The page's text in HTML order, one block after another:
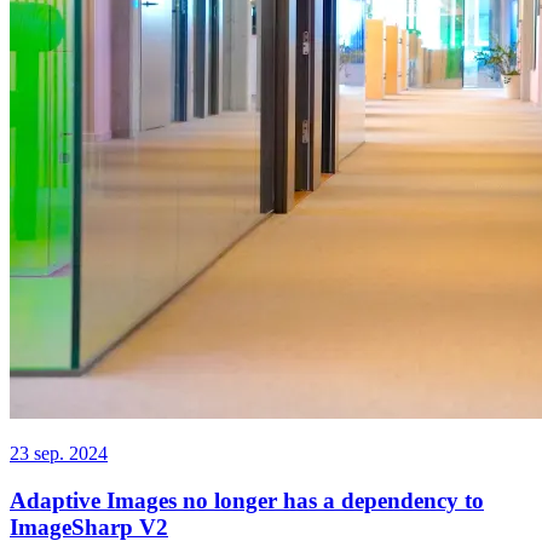
23 sep. 2024
Adaptive Images no longer has a dependency to
ImageSharp V2